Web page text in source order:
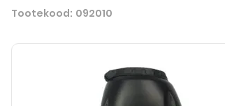
Tootekood: 092010